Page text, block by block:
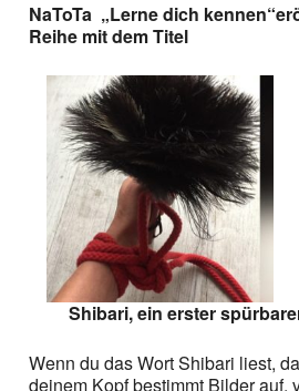
NaToTa „Lerne dich kennen“
Reihe mit dem Titel
Shibari, ein erster
Wenn du das Wort Shibari liest,
deinem Kopf bestimmt Bilder auf,